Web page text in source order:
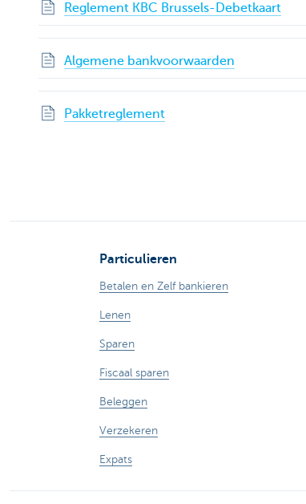
Reglement KBC Brussels-Debetkaart
Algemene bankvoorwaarden
Pakketreglement
Particulieren
Betalen en Zelf bankieren
Lenen
Sparen
Fiscaal sparen
Beleggen
Verzekeren
Expats